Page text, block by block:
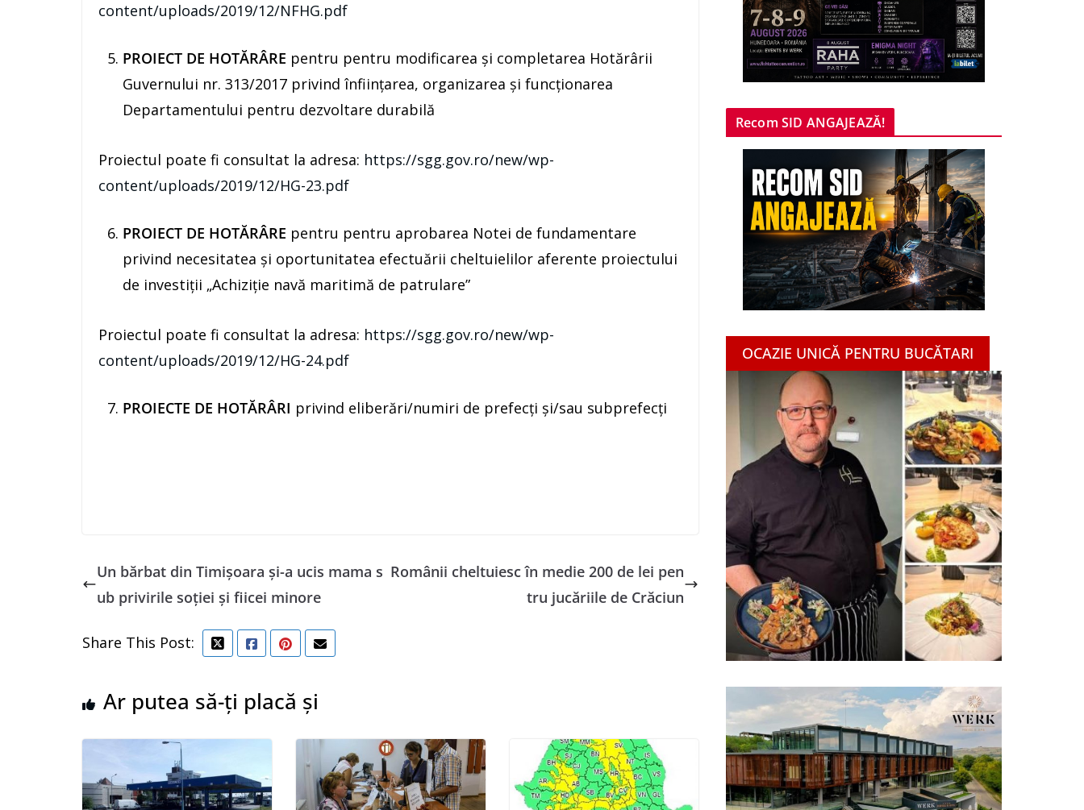
content/uploads/2019/12/NFHG.pdf
PROIECT DE HOTĂRÂRE pentru pentru modificarea şi completarea Hotărârii
Guvernului nr. 313/2017 privind înfiinţarea, organizarea şi funcţionarea
Departamentului pentru dezvoltare durabilă
Proiectul poate fi consultat la adresa: https://sgg.gov.ro/new/wp-
content/uploads/2019/12/HG-23.pdf
PROIECT DE HOTĂRÂRE pentru pentru aprobarea Notei de fundamentare
privind necesitatea şi oportunitatea efectuării cheltuielilor aferente proiectului
de investiţii „Achiziţie navă maritimă de patrulare”
Proiectul poate fi consultat la adresa: https://sgg.gov.ro/new/wp-
content/uploads/2019/12/HG-24.pdf
PROIECTE DE HOTĂRÂRI privind eliberări/numiri de prefecţi şi/sau subprefecţi
Un bărbat din Timişoara şi-a ucis mama s
ub privirile soţiei şi fiicei minore
Românii cheltuiesc în medie 200 de lei pen
tru jucăriile de Crăciun
Share This Post:
Ar putea să-ți placă și
Recom SID ANGAJEAZĂ!
OCAZIE UNICĂ PENTRU BUCĂTARI